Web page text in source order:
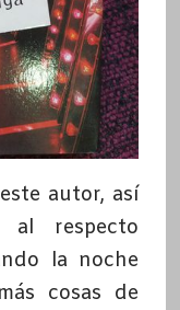
autor, así
al respecto
la noche
cosas de